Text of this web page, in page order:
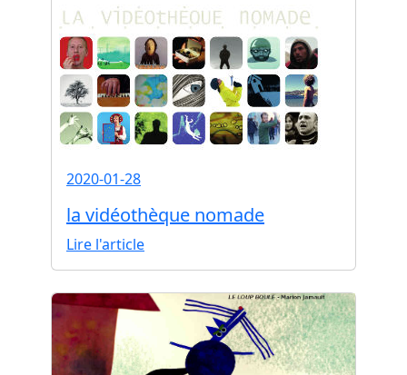
2020-01-28
la vidéothèque nomade
Lire l'article